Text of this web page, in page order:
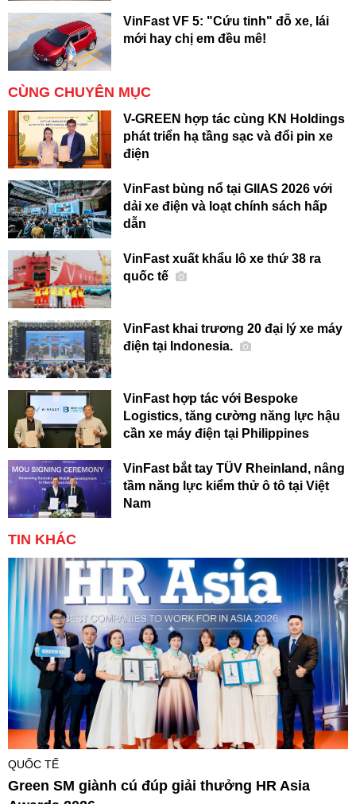
VinFast VF 5: "Cứu tinh" đỗ xe, lái
mới hay chị em đều mê!
CÙNG CHUYÊN MỤC
V-GREEN hợp tác cùng KN Holdings
phát triển hạ tầng sạc và đổi pin xe
điện
VinFast bùng nổ tại GIIAS 2026 với
dải xe điện và loạt chính sách hấp
dẫn
VinFast xuất khẩu lô xe thứ 38 ra
quốc tế
VinFast khai trương 20 đại lý xe máy
điện tại Indonesia.
VinFast hợp tác với Bespoke
Logistics, tăng cường năng lực hậu
cần xe máy điện tại Philippines
VinFast bắt tay TÜV Rheinland, nâng
tầm năng lực kiểm thử ô tô tại Việt
Nam
TIN KHÁC
QUỐC TẾ
Green SM giành cú đúp giải thưởng HR Asia